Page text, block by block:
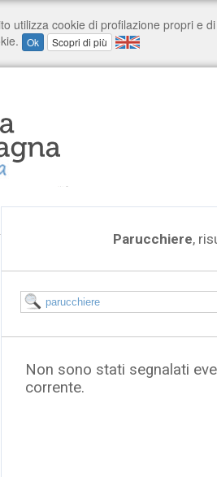
Parucchiere,
Non sono stati segnalati
corrente.